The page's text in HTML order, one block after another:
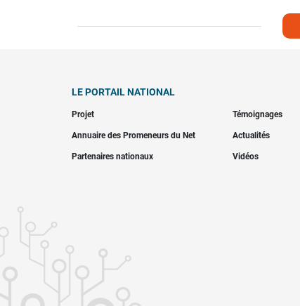
LE PORTAIL NATIONAL
Projet Témoignages
Annuaire des Promeneurs du Net Actualités
Partenaires nationaux Vidéos